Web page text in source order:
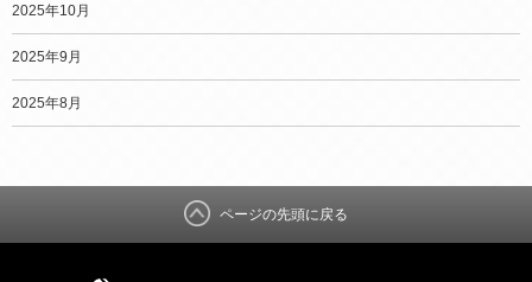
2025年10月
2025年9月
2025年8月
ページの先頭に戻る